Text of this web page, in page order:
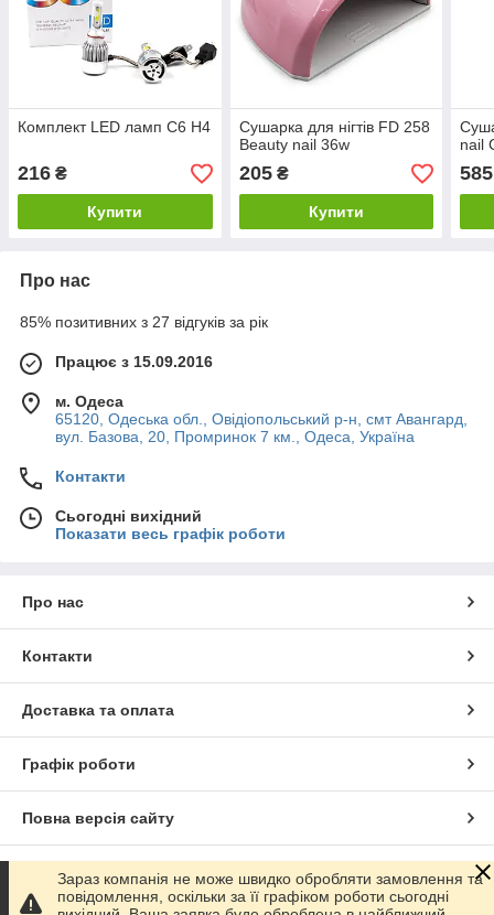
Комплект LED ламп C6 H4
216 ₴
Купити
Сушарка для нігтів FD 258
Beauty nail 36w
205₴
Купити
nail
585
Про нас
85% позитивних з 27 відгуків за рік
Працює з 15.09.2016
м. Одеса
65120, Одеська обл., Овідіопольський р-н, смт Авангард,
вул. Базова, 20, Промринок 7 км., Одеса, Україна
Контакти
Сьогодні вихідний
Показати весь графік роботи
Про нас
Контакти
Доставка та оплата
Графік роботи
Повна версія сайту
Сайт створено на маркетплейсіProm.ua
Зараз компанія не може швидко обробляти замовлення та
повідомлення, оскільки за її графіком роботи сьогодні